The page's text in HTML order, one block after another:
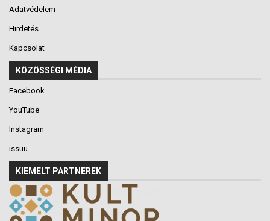
Adatvédelem
Hirdetés
Kapcsolat
KÖZÖSSÉGI MÉDIA
Facebook
YouTube
Instagram
issuu
KIEMELT PARTNEREK